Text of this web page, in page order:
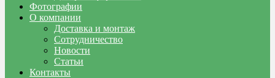
Фотографии
О компании
Доставка и монтаж
Сотрудничество
Новости
Статьи
Контакты